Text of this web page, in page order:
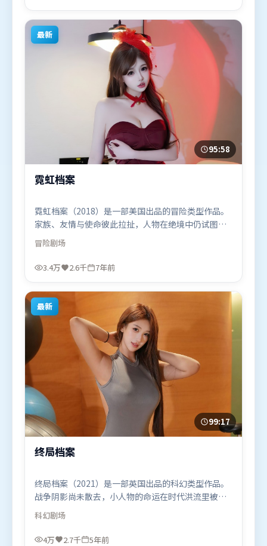
观众观看。
最新
95:58
霓虹档案
霓虹档案（2018）是一部美国出品的冒险类型作品。
家族、友情与使命彼此拉扯，人物在绝境中仍试图守
住心中微光。视听风格统一而富有实验感，配乐与画
面情绪贴合。由贾樟柯执导，迪皮卡·帕度柯妮、咏
梅、胡歌，托尼·贾、汤姆·哈迪等联袂出演。影片
合喜欢冒险题材的观众观看。
冒险剧场
3.4万 2.6千 7年前
最新
99:17
终局档案
终局档案（2021）是一部英国出品的科幻类型作品。
战争阴影尚未散去，小人物的命运在时代洪流里被轻
轻托起又放下。动作场面设计讲究空间与节奏，文戏
部分同样扎实耐嚼。由是枝裕和执导，谭卓、吴京、
廖凡，宋康昊、马东锡等联袂出演。影片于2021年6
科幻剧场
4万 2.7千 5年前